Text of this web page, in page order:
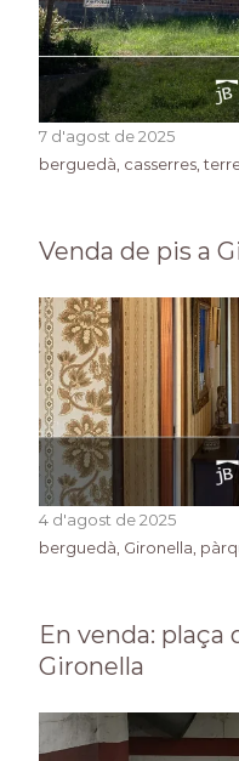
7 d'agost de 2025
berguedà casserres ,
Venda de pis a
4 d'agost de 2025
berguedà Gironella
En venda: plaça
Gironella